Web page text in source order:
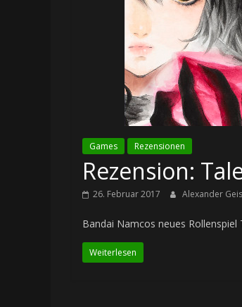
Games Rezensionen
Rezension:
26. Februar 2017 Alexander
Bandai Namcos neues
Weiterlesen